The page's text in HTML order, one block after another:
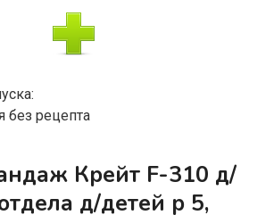
без рецепта
Крейт F-310 д/
д/детей р 5,